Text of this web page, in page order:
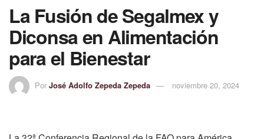
La Fusión de Segalmex y
Diconsa en Alimentación
para el Bienestar
Por José Adolfo Zepeda Zepeda noviembre 20, 2024